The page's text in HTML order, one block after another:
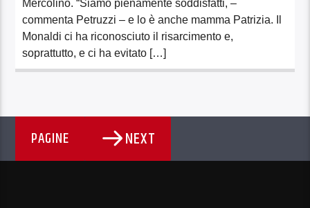
Mercolino. “Siamo pienamente soddisfatti, –
commenta Petruzzi – e lo è anche mamma Patrizia. Il
Monaldi ci ha riconosciuto il risarcimento e,
soprattutto, e ci ha evitato […]
PAGINE NEXT